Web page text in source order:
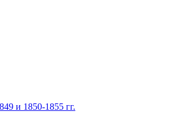
и 1850-1855 гг.